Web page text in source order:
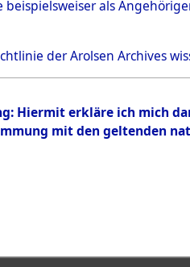
beispielsweiser als
der Arolsen Archives
Hiermit erkläre ich mich
mit den geltenden